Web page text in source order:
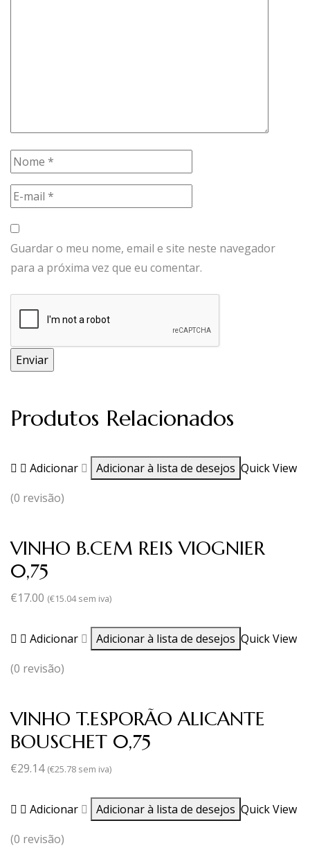
Guardar o meu nome, email e site neste navegador
para a próxima vez que eu comentar.
Produtos Relacionados
Adicionar Adicionar à lista de desejos Quick View
(0 revisão)
VINHO B.CEM REIS VIOGNIER
0,75
€17.00 (€15.04sem iva)
Adicionar Adicionar à lista de desejos Quick View
(0 revisão)
VINHO T.ESPORÃO ALICANTE
BOUSCHET 0,75
€29.14 (€25.78 sem iva)
Adicionar Adicionar à lista de desejos Quick View
(0 revisão)